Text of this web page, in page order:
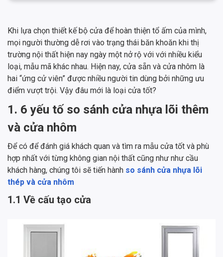
Khi lựa chọn thiết kế bộ cửa để hoàn thiện tổ ấm của mình,
mọi người thường dễ rơi vào trạng thái băn khoăn khi thị
trường nội thất hiện nay ngày một nở rộ với với nhiều kiểu
loại, mẫu mã khác nhau. Hiện nay, cửa sẵn và cửa nhôm là
hai “ứng cử viên” được nhiều người tin dùng bởi những ưu
điểm vượt trội. Vậy đâu mới là loại cửa tốt?
1. 6 yếu tố so sánh cửa nhựa lõi thêm
và cửa nhôm
Để có để đánh giá khách quan và tìm ra mẫu cửa tốt và phù
hợp nhất với từng không gian nội thất cũng như như cầu
khách hàng, chúng tôi sẽ tiến hành so sánh cửa nhựa lõi
thép và cửa nhôm
1.1 Về cấu tạo cửa